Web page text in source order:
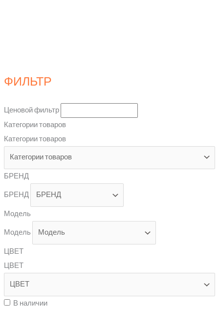
ФИЛЬТР
Ценовой фильтр
Категории товаров
Категории товаров
БРЕНД
БРЕНД
Модель
Модель
ЦВЕТ
ЦВЕТ
В наличии